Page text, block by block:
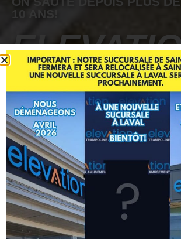
10 ANS!
ACHETEZ VOS BILLETS